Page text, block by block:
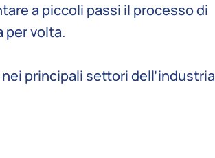
a piccoli passi il processo di
per volta.
principali settori dell’industria